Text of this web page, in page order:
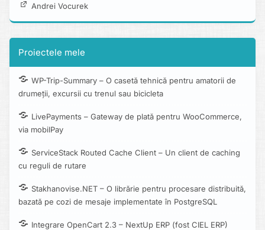
Andrei Vocurek
Proiectele mele
WP-Trip-Summary – O casetă tehnică pentru amatorii de
drumeții, excursii cu trenul sau bicicleta
LivePayments – Gateway de plată pentru WooCommerce,
via mobilPay
ServiceStack Routed Cache Client – Un client de caching
cu reguli de rutare
Stakhanovise.NET – O librărie pentru procesare distribuită,
bazată pe cozi de mesaje implementate în PostgreSQL
Integrare OpenCart 2.3 – NextUp ERP (fost CIEL ERP)